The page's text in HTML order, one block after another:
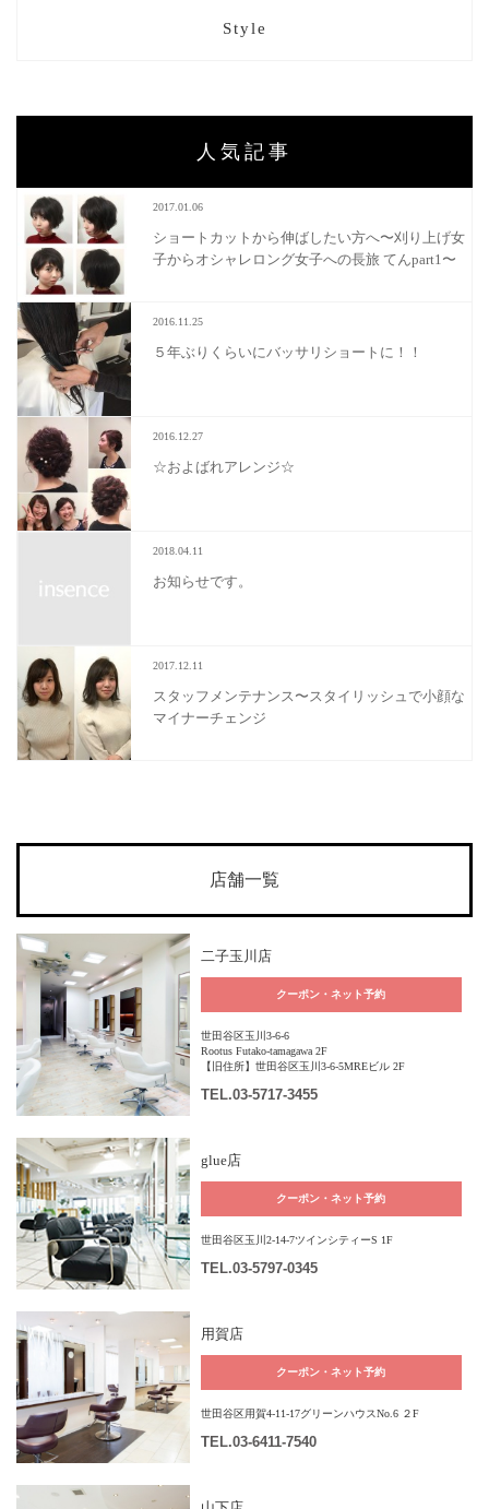
Style
人気記事
2017.01.06
ショートカットから伸ばしたい方へ〜刈り上げ女
子からオシャレロング女子への長旅 てんpart1〜
2016.11.25
５年ぶりくらいにバッサリショートに！！
2016.12.27
☆およばれアレンジ☆
2018.04.11
お知らせです。
2017.12.11
スタッフメンテナンス〜スタイリッシュで小顔な
マイナーチェンジ
店舗一覧
二子玉川店
クーポン・ネット予約
世田谷区玉川3-6-6
Rootus Futako-tamagawa 2F
【旧住所】世田谷区玉川3-6-5MREビル 2F
TEL.03-5717-3455
glue店
クーポン・ネット予約
世田谷区玉川2-14-7ツインシティーS 1F
TEL.03-5797-0345
用賀店
クーポン・ネット予約
世田谷区用賀4-11-17グリーンハウスNo.6 ２F
TEL.03-6411-7540